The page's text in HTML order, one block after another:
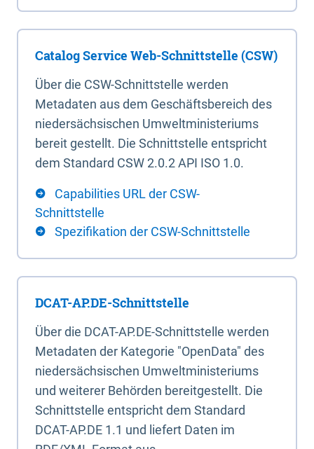
Catalog Service Web-Schnittstelle (CSW)
Über die CSW-Schnittstelle werden
Metadaten aus dem Geschäftsbereich des
niedersächsischen Umweltministeriums
bereit gestellt. Die Schnittstelle entspricht
dem Standard CSW 2.0.2 API ISO 1.0.
Capabilities URL der CSW-
Schnittstelle
Spezifikation der CSW-Schnittstelle
DCAT-AP.DE-Schnittstelle
Über die DCAT-AP.DE-Schnittstelle werden
Metadaten der Kategorie "OpenData" des
niedersächsischen Umweltministeriums
und weiterer Behörden bereitgestellt. Die
Schnittstelle entspricht dem Standard
DCAT-AP.DE 1.1 und liefert Daten im